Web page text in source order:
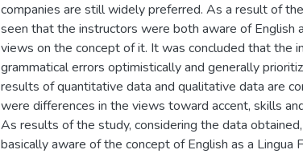
companies are still widely preferred. As a result of
seen that the instructors were both aware of English
views on the concept of it. It was concluded that the
grammatical errors optimistically and generally
results of quantitative data and qualitative data are
were differences in the views toward accent, skills
As results of the study, considering the data
basically aware of the concept of English as a Lingua